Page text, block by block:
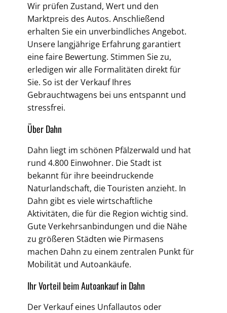
Wir prüfen Zustand, Wert und den
Marktpreis des Autos. Anschließend
erhalten Sie ein unverbindliches Angebot.
Unsere langjährige Erfahrung garantiert
eine faire Bewertung. Stimmen Sie zu,
erledigen wir alle Formalitäten direkt für
Sie. So ist der Verkauf Ihres
Gebrauchtwagens bei uns entspannt und
stressfrei.
Über Dahn
Dahn liegt im schönen Pfälzerwald und hat
rund 4.800 Einwohner. Die Stadt ist
bekannt für ihre beeindruckende
Naturlandschaft, die Touristen anzieht. In
Dahn gibt es viele wirtschaftliche
Aktivitäten, die für die Region wichtig sind.
Gute Verkehrsanbindungen und die Nähe
zu größeren Städten wie Pirmasens
machen Dahn zu einem zentralen Punkt für
Mobilität und Autoankäufe.
Ihr Vorteil beim Autoankauf in Dahn
Der Verkauf eines Unfallautos oder